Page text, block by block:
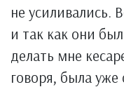
не усиливались.
и так как они
делать мне
говоря, была уже